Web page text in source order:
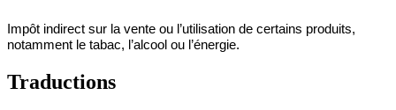
Impôt indirect sur la vente ou l’utilisation de certains produits,
notamment le tabac, l’alcool ou l’énergie.
Traductions